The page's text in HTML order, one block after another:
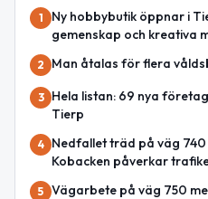
1
Ny hobbybutik öppnar i
gemenskap och kreativa
2 Man åtalas för flera
3
Hela listan: 69 nya
Tierp
4
Nedfallet träd på väg
Kobacken påverkar
5 Vägarbete på väg 750